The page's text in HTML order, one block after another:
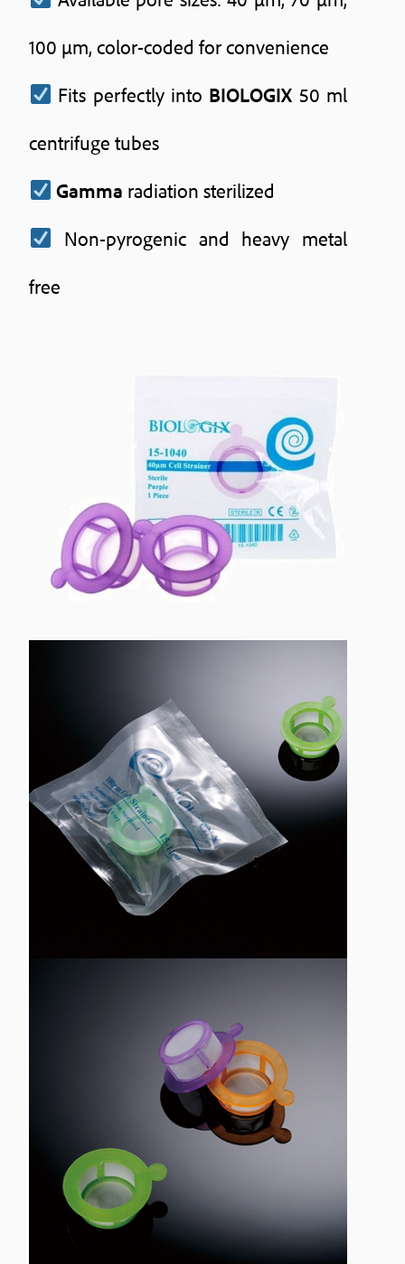
100 μm, color-coded for convenience
Fits perfectly into BIOLOGIX 50 ml
centrifuge tubes
Gamma radiation sterilized
Non-pyrogenic and heavy metal
free